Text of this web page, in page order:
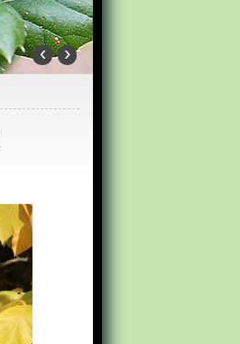
‹ ›